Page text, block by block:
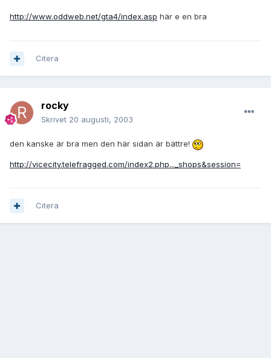
http://www.oddweb.net/gta4/index.asp här e en bra
Citera
rocky
Skrivet 20 augusti, 2003
den kanske är bra men den här sidan är bättre!
http://vicecity.telefragged.com/index2.php..._shops&session=
Citera